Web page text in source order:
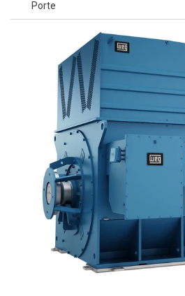
Porte